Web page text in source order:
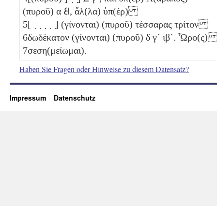
(πυροῦ) α 𐅸, ἄλ(λα) ὑπ(ὲρ)
5[ ̣ ̣ ̣ ̣ ̣] (γίνονται) (πυροῦ) τέσσαρας τρίτον
6δωδέκατον (γίνονται) (πυροῦ) δ γ´ ιβ´. Ὧρο(ς)
7σεση(μείωμαι).
Haben Sie Fragen oder Hinweise zu diesem Datensatz?
Impressum Datenschutz